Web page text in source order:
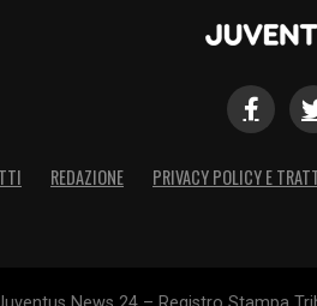
REDAZIONE PRIVACY POLICY E